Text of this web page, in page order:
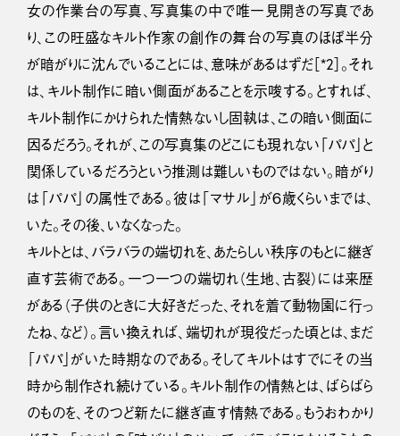
女の作業台の写真、写真集の中で唯一見開きの写真であ
り、この旺盛なキルト作家の創作の舞台の写真のほぼ半分
が暗がりに沈んでいることには、意味があるはずだ［*2］。それ
は、キルト制作に暗い側面があることを示唆する。とすれば、
キルト制作にかけられた情熱ないし固執は、この暗い側面に
因るだろう。それが、この写真集のどこにも現れない「パパ」と
関係しているだろうという推測は難しいものではない。暗がり
は「パパ」の属性である。彼は「マサル」が６歳くらいまでは、
いた。その後、いなくなった。
キルトとは、バラバラの端切れを、あたらしい秩序のもとに継ぎ
直す芸術である。一つ一つの端切れ（生地、古裂）には来歴
がある（子供のときに大好きだった、それを着て動物園に行っ
たね、など）。言い換えれば、端切れが現役だった頃とは、まだ
「パパ」がいた時期なのである。そしてキルトはすでにその当
時から制作され続けている。キルト制作の情熱とは、ばらばら
のものを、そのつど新たに継ぎ直す情熱である。もうおわかり